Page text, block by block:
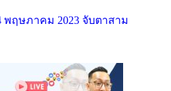
พฤษภาคม 2023 จับตาสาม